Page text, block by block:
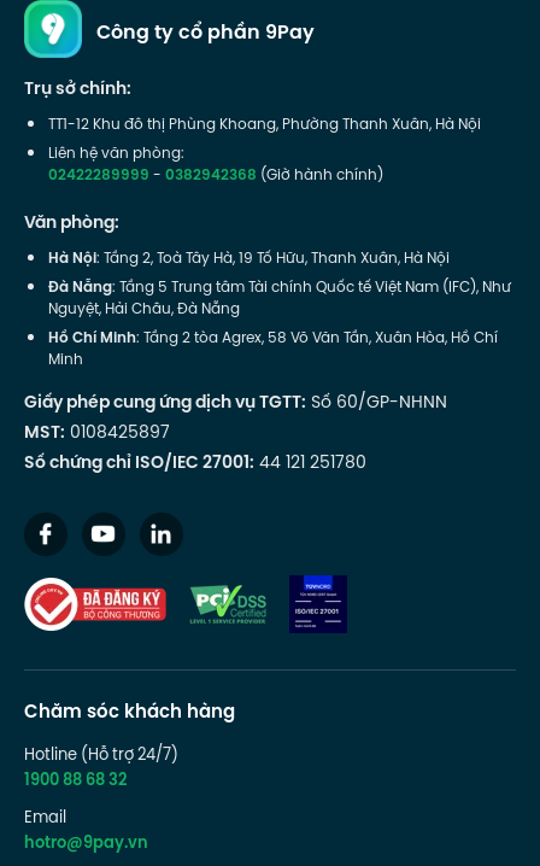
Công ty cổ phần 9Pay
Trụ sở chính:
TT1-12 Khu đô thị Phùng Khoang, Phường Thanh Xuân, Hà Nội
Liên hệ văn phòng:
02422289999-0382942368 (Giờ hành chính)
Văn phòng:
Hà Nội: Tầng 2, Toà Tây Hà, 19 Tố Hữu, Thanh Xuân, Hà Nội
Đà Nẵng: Tầng 5 Trung tâm Tài chính Quốc tế Việt Nam (IFC), Như
Nguyệt, Hải Châu, Đà Nẵng
Hồ Chí Minh: Tầng 2 tòa Agrex, 58 Võ Văn Tần, Xuân Hòa, Hồ Chí
Minh
Giấy phép cung ứng dịch vụ TGTT: Số 60/GP-NHNN
MST: 0108425897
Số chứng chỉ ISO/IEC 27001: 44 121 251780
Chăm sóc khách hàng
Hotline (Hỗ trợ 24/7)
1900 88 68 32
Email
hotro@9pay.vn